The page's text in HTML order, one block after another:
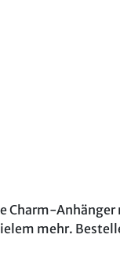
Charm-
mehr.